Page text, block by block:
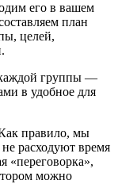
его в вашем
план
целей,
группы —
в удобное для
правило, мы
расходуют время
«переговорка»,
можно